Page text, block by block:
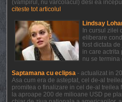
(vampirul, nu varcolacul) desi ea
citeste tot articolul
Lindsay
In cursul
eliberare
fost dictata
in care actrita
nu se
Saptamana cu eclipsa - actualizat in
Asa cum era de asteptat, cel de-al
promitea o finalizare in cel de-al
la aproape 200 de milioane USD pe